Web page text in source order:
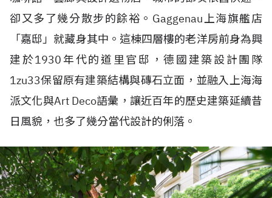
卻又多了幾分散步的餘裕。Gaggenau上海旗艦店
「嘉邸」就藏身其中。這棟四層樓的老洋房前身為興
建於1930年代的道里官邸，德國建築設計團隊
1zu33保留原有建築結構與磚石立面，並融入上海海
派文化與Art Deco語彙，讓近百年的歷史建築延續昔
日風貌，也多了幾分當代設計的俐落。